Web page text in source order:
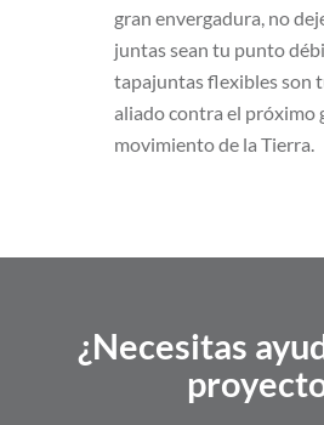
gran envergadura, no
juntas sean tu punto
tapajuntas flexibles son
aliado contra el próximo
movimiento de la Tierra.
¿Necesitas